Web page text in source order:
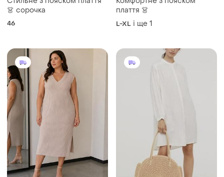
👗 сорочка
46
плаття 👗
L-XL і ще 1